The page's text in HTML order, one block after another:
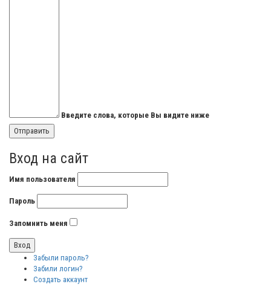
Введите слова, которые Вы видите ниже
Вход на сайт
Имя пользователя
Пароль
Запомнить меня
Забыли пароль?
Забили логин?
Создать аккаунт